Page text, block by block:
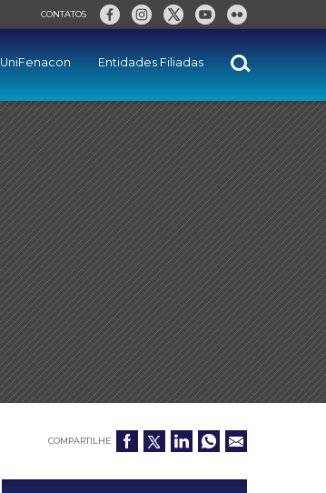
CONTATOS
UniFenacon Entidades Filiadas
COMPARTILHE